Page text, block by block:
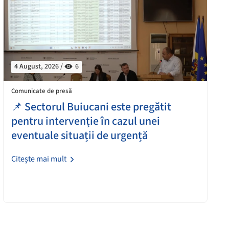
4 August, 2026 / 6
Comunicate de presă
📌 Sectorul Buiucani este pregătit
pentru intervenție în cazul unei
eventuale situații de urgență
Citește mai mult